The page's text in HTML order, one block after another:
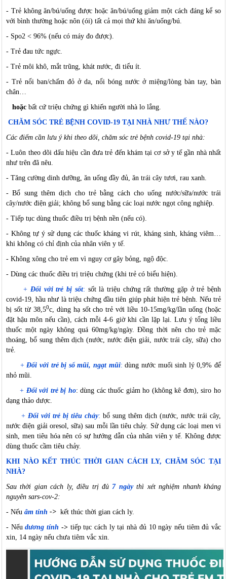
- Trẻ không ăn/bú/uống được hoặc ăn/bú/uống giảm một cách đáng kể so
với bình thường hoặc nôn (ói) tất cả mọi thứ khi ăn/uống/bú.
- Spo2 < 96% (nếu có máy đo được).
- Trẻ đau tức ngực.
- Trẻ môi khô, mắt trũng, khát nước, đi tiểu ít.
- Trẻ nổi ban/chấm đỏ ở da, nổi bóng nước ở miệng/lòng bàn tay, bàn
chân…
hoặc bất cứ triệu chứng gì khiến người nhà lo lắng.
CHĂM SÓC TRẺ BỆNH COVID-19 TẠI NHÀ NHƯ THẾ NÀO?
Các điểm cần lưu ý khi theo dõi, chăm sóc trẻ bệnh covid-19 tại nhà:
-Luôn theo dõi dấu hiệu cần đưa trẻ đến khám tại cơ sở y tế gần nhà nhất
như trên đã nêu.
- Tăng cường dinh dưỡng, ăn uống đầy đủ, ăn trái cây tươi, rau xanh.
-Bổ sung thêm dịch cho trẻ bằng cách cho uống nước/sữa/nước trái
cây/nước điện giải; không bổ sung bằng các loại nước ngọt công nghiệp.
- Tiếp tục dùng thuốc điều trị bệnh nền (nếu có).
- Không tự ý sử dụng các thuốc kháng vi rút, kháng sinh, kháng viêm…
khi không có chỉ định của nhân viên y tế.
- Không xông cho trẻ em vì nguy cơ gây bỏng, ngộ độc.
- Dùng các thuốc điều trị triệu chứng (khi trẻ có biểu hiện).
+ Đối với trẻ bị sốt: sốt là triệu chứng rất thường gặp ở trẻ bệnh
covid-19, hầu như là triệu chứng đầu tiên giúp phát hiện trẻ bệnh. Nếu trẻ
bị sốt từ 38,50c, dùng hạ sốt cho trẻ với liều 10-15mg/kg/lần uống (hoặc
đặt hậu môn nếu cần), cách mỗi 4-6 giờ khi cần lặp lại. Lưu ý tổng liều
thuốc một ngày không quá 60mg/kg/ngày. Đồng thời nên cho trẻ mặc
thoáng, bổ sung thêm dịch (nước, nước điện giải, nước trái cây, sữa) cho
trẻ.
+Đối với trẻ bị sổ mũi, ngạt mũi:dùng nước muối sinh lý 0,9% để
nhỏ mũi.
+ Đối với trẻ bị ho: dùng các thuốc giảm ho (không kê đơn), siro ho
dạng thảo dược.
+ Đối với trẻ bị tiêu chảy: bổ sung thêm dịch (nước, nước trái cây,
nước điện giải oresol, sữa) sau mỗi lần tiêu chảy. Sử dụng các loại men vi
sinh, men tiêu hóa nên có sự hướng dẫn của nhân viên y tế. Không được
dùng thuốc cầm tiêu chảy.
KHI NÀO KẾT THÚC THỜI GIAN CÁCH LY, CHĂM SÓC TẠI
NHÀ?
Sau thời gian cách ly, điều trị đủ 7 ngày thì xét nghiệm nhanh kháng
nguyên sars-cov-2:
- Nếu âm tính -> kết thúc thời gian cách ly.
- Nếudương tính ->tiếp tục cách ly tại nhà đủ 10 ngày nếu tiêm đủ vắc
xin, 14 ngày nếu chưa tiêm vắc xin.